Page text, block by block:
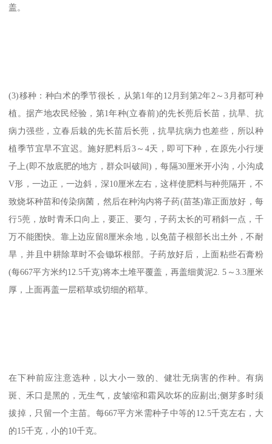
盖。
(3)移种：种白术的季节很长，从第1年的12月到第2年2～3月都可种
植。据产地农民经验，第1年种(立春前)的先长蔸后长苗，抗旱、抗
病力强些，立春后栽的先长苗后长蔸，抗旱抗病力也差些，所以种
植季节宜早不宜迟。施好肥料后3～4天，即可下种，在原先小行埂
子上(即不放底肥的地方，群众叫破间)，每隔30厘米开小沟，小沟成
V形，一边正，一边斜，深10厘米左右，这样使肥料与种蔸隔开，不
致烧坏种苗和传染病菌，然后在种沟内将子药(苗茎)靠正面放好，每
行5蔸，放时青禾口向上，要正、要匀，子药太长的可稍斜一点，千
万不能图快。靠上边应留8厘米余地，以免苗子根部长出土外，不耐
旱，并且中耕除草时不会锄坏根部。子药放好后，上面粘些石膏粉
(每667平方米约12.5千克)将本土堆平覆盖，再盖细黄泥2. 5～3.3厘米
厚，上面再盖一层稻草或切细的稻草。
在下种前应注意选种，以大小一致的、健壮无病害的作种。有病
斑、禾口是黑的，无生气，皮皱缩和霜风吹坏的应剔出;侧芽多时须
拔掉，只留一个主苗。每667平方米需种子中等的12.5千克左右，大
的15千克，小的10千克。